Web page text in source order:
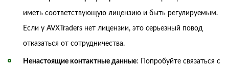
иметь соответствующую лицензию и быть регулируемым.
Если у AVXTraders нет лицензии, это серьезный повод
отказаться от сотрудничества.
Ненастоящие контактные данные: Попробуйте связаться с